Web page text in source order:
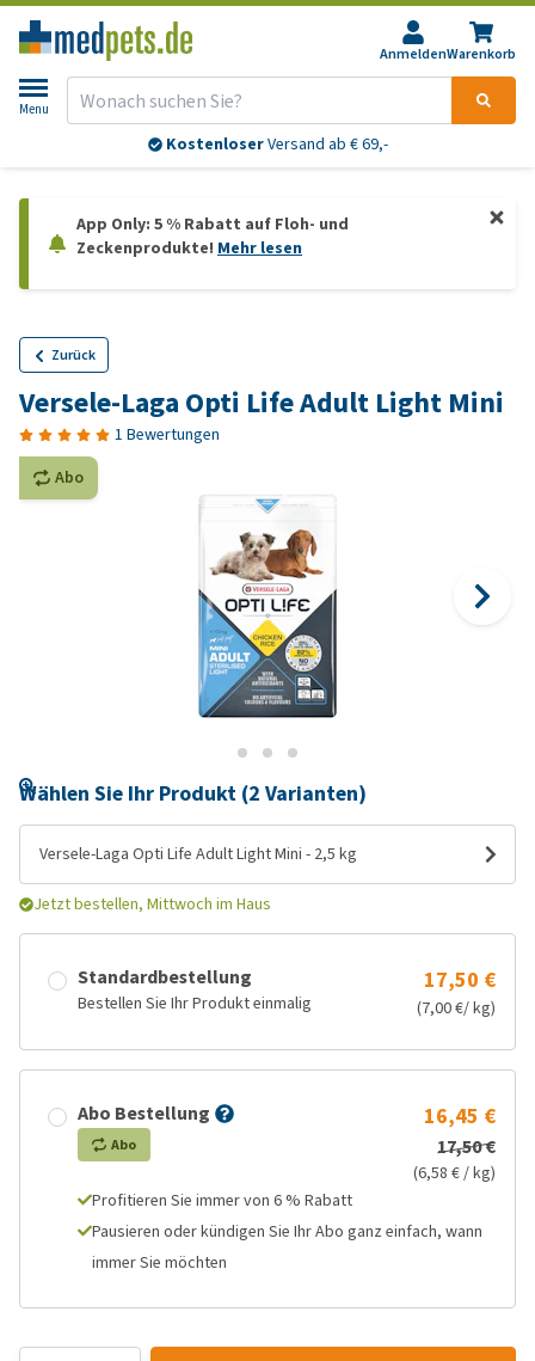
AnmeldenWarenkorb
Menu
KostenloserVersand ab € 69,-
App Only: 5 % Rabatt auf Floh- und
Zeckenprodukte! Mehr lesen
Zurück
Versele-Laga Opti Life Adult Light Mini
1 Bewertungen
Abo
Wählen Sie Ihr Produkt (2 Varianten)
Versele-Laga Opti Life Adult Light Mini - 2,5 kg
Jetzt bestellen, Mittwoch im Haus
Standardbestellung
Bestellen Sie Ihr Produkt einmalig
17,50 €
(7,00 €/ kg)
Abo Bestellung
Abo
16,45 €
17,50 €
(6,58 € / kg)
Profitieren Sie immer von 6 % Rabatt
Pausieren oder kündigen Sie Ihr Abo ganz einfach, wann
immer Sie möchten